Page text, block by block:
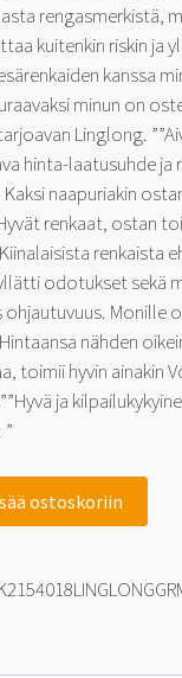
rengasmerkistä,
kuitenkin riskin ja
kanssa
minun on
Linglong.
hinta-laatusuhde
Kaksi naapuriakin
renkaat, ostan
renkaista
odotukset sekä
ohjautuvuus. Monille
nähden
toimii hyvin ainakin
ja
ostoskoriin